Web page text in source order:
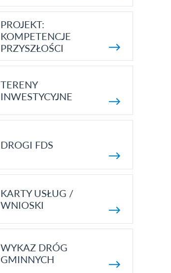
PROJEKT:
KOMPETENCJE
PRZYSZŁOŚCI
TERENY
INWESTYCYJNE
DROGI FDS
KARTY USŁUG /
WNIOSKI
WYKAZ DRÓG
GMINNYCH